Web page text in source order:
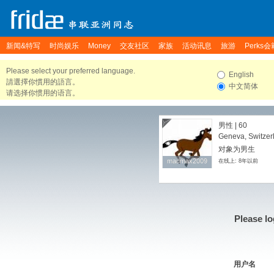
新闻&特写 时尚娱乐 Money 交友社区 家族 活动讯息 旅游 Perks会
Please select your preferred language.
請選擇你慣用的語言。
请选择你惯用的语言。
English
中文简体
madmax2009
madmax2009
男性 | 60
Geneva,
对象为男生
在线上: 8年以前
Please
用户名